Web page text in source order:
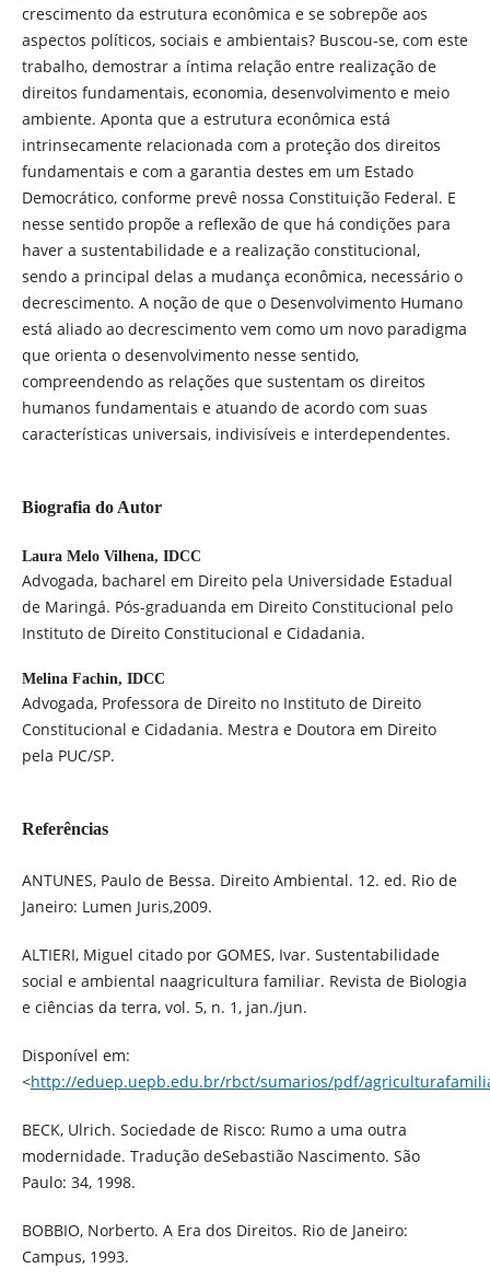
crescimento da estrutura econômica e se sobrepõe aos
aspectos políticos, sociais e ambientais? Buscou-se, com este
trabalho, demostrar a íntima relação entre realização de
direitos fundamentais, economia, desenvolvimento e meio
ambiente. Aponta que a estrutura econômica está
intrinsecamente relacionada com a proteção dos direitos
fundamentais e com a garantia destes em um Estado
Democrático, conforme prevê nossa Constituição Federal. E
nesse sentido propõe a reflexão de que há condições para
haver a sustentabilidade e a realização constitucional,
sendo a principal delas a mudança econômica, necessário o
decrescimento. A noção de que o Desenvolvimento Humano
está aliado ao decrescimento vem como um novo paradigma
que orienta o desenvolvimento nesse sentido,
compreendendo as relações que sustentam os direitos
humanos fundamentais e atuando de acordo com suas
características universais, indivisíveis e interdependentes.
Biografia do Autor
Laura Melo Vilhena, IDCC
Advogada, bacharel em Direito pela Universidade Estadual
de Maringá. Pós-graduanda em Direito Constitucional pelo
Instituto de Direito Constitucional e Cidadania.
Melina Fachin, IDCC
Advogada, Professora de Direito no Instituto de Direito
Constitucional e Cidadania. Mestra e Doutora em Direito
pela PUC/SP.
Referências
ANTUNES, Paulo de Bessa. Direito Ambiental. 12. ed. Rio de
Janeiro: Lumen Juris,2009.
ALTIERI, Miguel citado por GOMES, Ivar. Sustentabilidade
social e ambiental naagricultura familiar. Revista de Biologia
e ciências da terra, vol. 5, n. 1, jan./jun.
Disponível em:
<http://eduep.uepb.edu.br/rbct/sumarios/pdf/
BECK, Ulrich. Sociedade de Risco: Rumo a uma outra
modernidade. Tradução deSebastião Nascimento. São
Paulo: 34, 1998.
BOBBIO, Norberto. A Era dos Direitos. Rio de Janeiro:
Campus, 1993.